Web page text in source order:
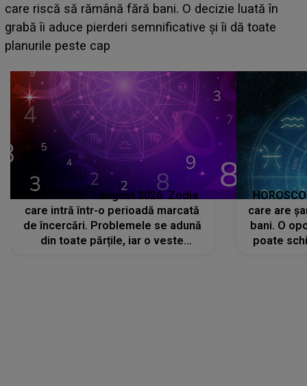
acum! În fața Alexandrei, concurentul din Casa Iubirii
face o MĂRTURISIRE NEAȘTEPTATĂ despre mama
sa: "I-am spus și ei în față, eu nu te iubesc pentru
HOROSCOP 7 august 2026. Zodia
care intră într-o perioadă marcată
de încercări. Problemele se adună
din toate părțile, iar o veste
care are
bani. O
poate